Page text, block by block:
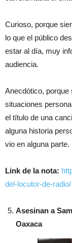
Curioso, porque
lo que el público
estar al día, muy
audiencia.
Anecdótico,
situaciones
el título de una
alguna historia
vio en alguna parte.
Link de la nota:
del-locutor-de-radio/
Asesinan a
Oaxaca